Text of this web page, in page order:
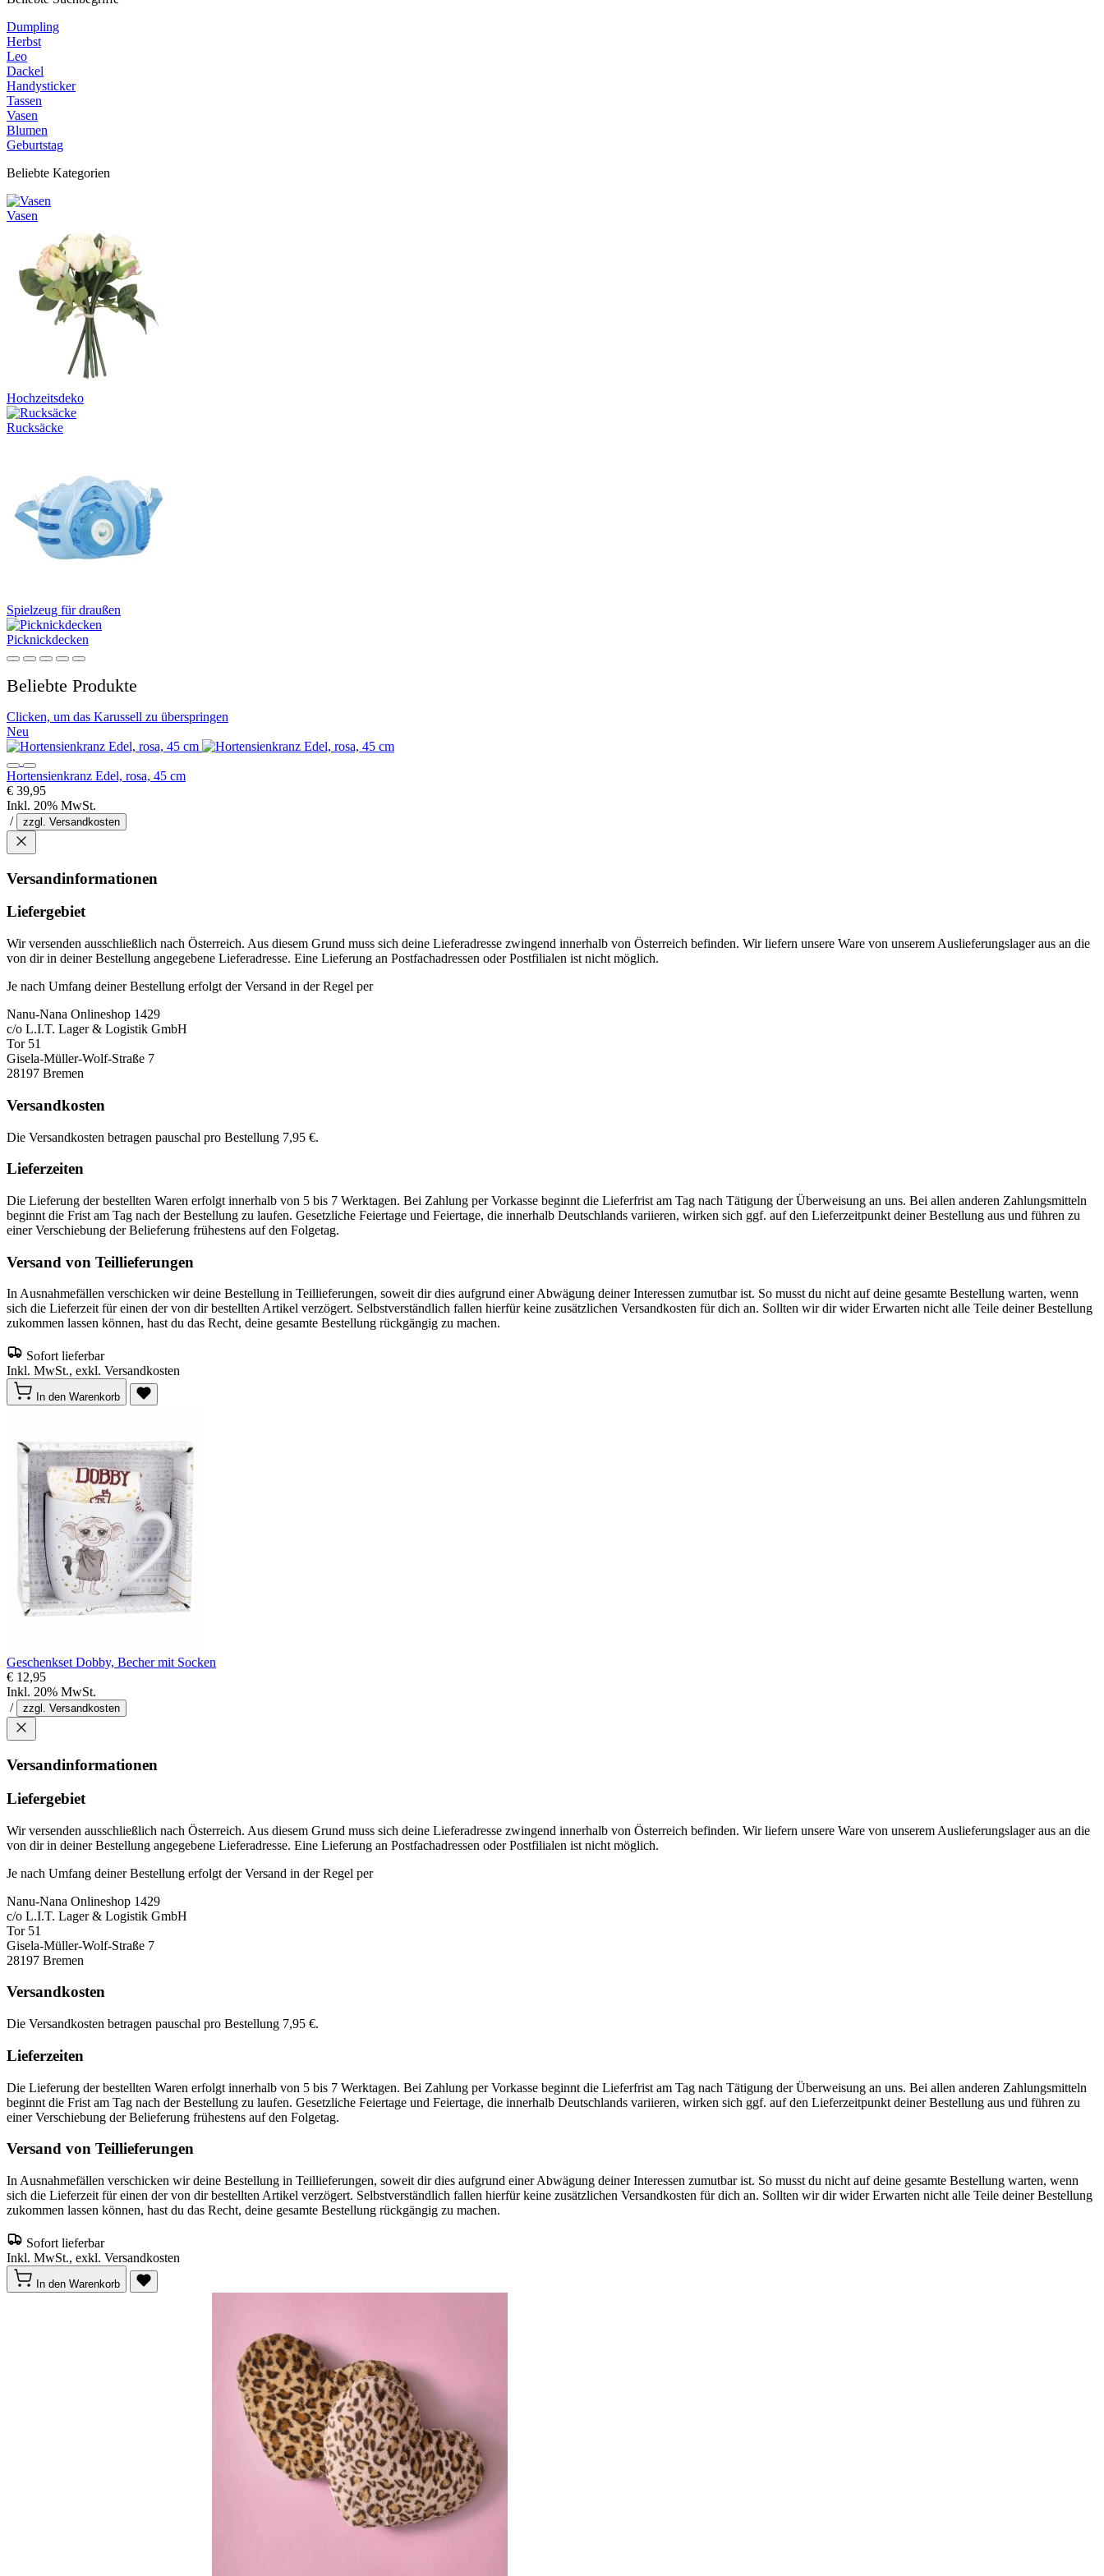
Dumpling
Herbst
Leo
Dackel
Handysticker
Tassen
Vasen
Blumen
Geburtstag
Beliebte Kategorien
Vasen
Hochzeitsdeko
Rucksäcke
Spielzeug für draußen
Picknickdecken
Beliebte Produkte
Clicken, um das Karussell zu überspringen
Neu
Hortensienkranz Edel, rosa, 45 cm
€ 39,95
Inkl. 20% MwSt.
/
zzgl. Versandkosten
Versandinformationen
Liefergebiet
Wir versenden ausschließlich nach Österreich. Aus diesem Grund muss sich deine Lieferadresse zwingend innerhalb von Österreich befinden. Wir liefern unsere Ware von unserem Auslieferungslager aus an die
von dir in deiner Bestellung angegebene Lieferadresse. Eine Lieferung an Postfachadressen oder Postfilialen ist nicht möglich.
Je nach Umfang deiner Bestellung erfolgt der Versand in der Regel per
Nanu-Nana Onlineshop 1429
c/o L.I.T. Lager & Logistik GmbH
Tor 51
Gisela-Müller-Wolf-Straße 7
28197 Bremen
Versandkosten
Die Versandkosten betragen pauschal pro Bestellung 7,95 €.
Lieferzeiten
Die Lieferung der bestellten Waren erfolgt innerhalb von 5 bis 7 Werktagen. Bei Zahlung per Vorkasse beginnt die Lieferfrist am Tag nach Tätigung der Überweisung an uns. Bei allen anderen Zahlungsmitteln
beginnt die Frist am Tag nach der Bestellung zu laufen. Gesetzliche Feiertage und Feiertage, die innerhalb Deutschlands variieren, wirken sich ggf. auf den Lieferzeitpunkt deiner Bestellung aus und führen zu
einer Verschiebung der Belieferung frühestens auf den Folgetag.
Versand von Teillieferungen
In Ausnahmefällen verschicken wir deine Bestellung in Teillieferungen, soweit dir dies aufgrund einer Abwägung deiner Interessen zumutbar ist. So musst du nicht auf deine gesamte Bestellung warten, wenn
sich die Lieferzeit für einen der von dir bestellten Artikel verzögert. Selbstverständlich fallen hierfür keine zusätzlichen Versandkosten für dich an. Sollten wir dir wider Erwarten nicht alle Teile deiner Bestellung
zukommen lassen können, hast du das Recht, deine gesamte Bestellung rückgängig zu machen.
Sofort lieferbar
Inkl. MwSt., exkl. Versandkosten
In den Warenkorb
Geschenkset Dobby, Becher mit Socken
€ 12,95
Inkl. 20% MwSt.
/
zzgl. Versandkosten
Versandinformationen
Liefergebiet
Wir versenden ausschließlich nach Österreich. Aus diesem Grund muss sich deine Lieferadresse zwingend innerhalb von Österreich befinden. Wir liefern unsere Ware von unserem Auslieferungslager aus an die
von dir in deiner Bestellung angegebene Lieferadresse. Eine Lieferung an Postfachadressen oder Postfilialen ist nicht möglich.
Je nach Umfang deiner Bestellung erfolgt der Versand in der Regel per
Nanu-Nana Onlineshop 1429
c/o L.I.T. Lager & Logistik GmbH
Tor 51
Gisela-Müller-Wolf-Straße 7
28197 Bremen
Versandkosten
Die Versandkosten betragen pauschal pro Bestellung 7,95 €.
Lieferzeiten
Die Lieferung der bestellten Waren erfolgt innerhalb von 5 bis 7 Werktagen. Bei Zahlung per Vorkasse beginnt die Lieferfrist am Tag nach Tätigung der Überweisung an uns. Bei allen anderen Zahlungsmitteln
beginnt die Frist am Tag nach der Bestellung zu laufen. Gesetzliche Feiertage und Feiertage, die innerhalb Deutschlands variieren, wirken sich ggf. auf den Lieferzeitpunkt deiner Bestellung aus und führen zu
einer Verschiebung der Belieferung frühestens auf den Folgetag.
Versand von Teillieferungen
In Ausnahmefällen verschicken wir deine Bestellung in Teillieferungen, soweit dir dies aufgrund einer Abwägung deiner Interessen zumutbar ist. So musst du nicht auf deine gesamte Bestellung warten, wenn
sich die Lieferzeit für einen der von dir bestellten Artikel verzögert. Selbstverständlich fallen hierfür keine zusätzlichen Versandkosten für dich an. Sollten wir dir wider Erwarten nicht alle Teile deiner Bestellung
zukommen lassen können, hast du das Recht, deine gesamte Bestellung rückgängig zu machen.
Sofort lieferbar
Inkl. MwSt., exkl. Versandkosten
In den Warenkorb